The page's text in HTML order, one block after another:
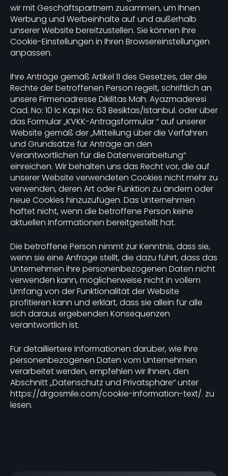
wir mit Geschäftspartnern zusammen, um Ihnen
Werbung und Werbeinhalte auf und außerhalb
unserer Website bereitzustellen. Sie können Ihre
Cookie-Einstellungen in Ihren Browsereinstellungen
anpassen.
Ihre Anträge gemäß Artikel 11 des Gesetzes, der die
Rechte der betroffenen Person regelt, schriftlich an
unsere Firmenadresse Dikilitas Mah. Ayazmaderesi
Cad. No: 10 Ic Kapi No: 63 Besiktas/Istanbul. oder über
das Formular „KVKK-Antragsformular “ auf unserer
Website gemäß der „Mitteilung über die Verfahren
und Grundsätze für Anträge an den
Verantwortlichen für die Datenverarbeitung“
einreichen. Wir behalten uns das Recht vor, die auf
unserer Website verwendeten Cookies nicht mehr zu
verwenden, deren Art oder Funktion zu ändern oder
neue Cookies hinzuzufügen. Das Unternehmen
haftet nicht, wenn die betroffene Person keine
aktuellen Informationen bereitgestellt hat.
Die betroffene Person nimmt zur Kenntnis, dass sie,
wenn sie eine Anfrage stellt, die dazu führt, dass das
Unternehmen ihre personenbezogenen Daten nicht
verwenden kann, möglicherweise nicht in vollem
Umfang von der Funktionalität der Website
profitieren kann und erklärt, dass sie allein für alle
sich daraus ergebenden Konsequenzen
verantwortlich ist.
Für detailliertere Informationen darüber, wie Ihre
personenbezogenen Daten vom Unternehmen
verarbeitet werden, empfehlen wir Ihnen, den
Abschnitt „Datenschutz und Privatsphäre“ unter
https://drgosmile.com/cookie-information-text/. zu
lesen.